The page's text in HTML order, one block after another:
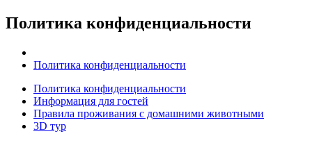
Политика конфиденциальности
Политика конфиденциальности
Политика конфиденциальности
Информация для гостей
Правила проживания с домашними животными
3D тур